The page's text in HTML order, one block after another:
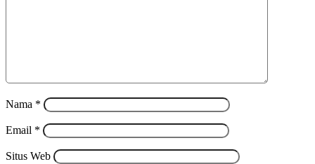
Nama *
Email *
Situs Web